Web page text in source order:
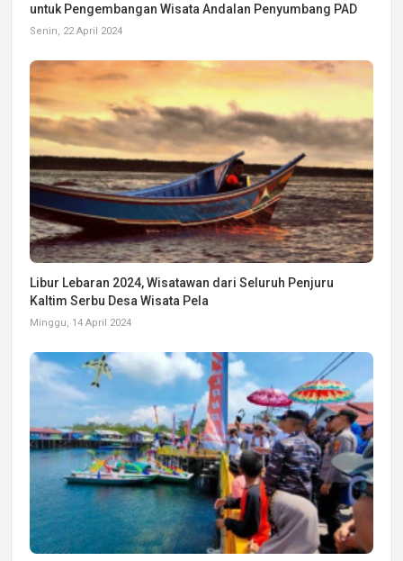
untuk Pengembangan Wisata Andalan Penyumbang PAD
Senin, 22 April 2024
Libur Lebaran 2024, Wisatawan dari Seluruh Penjuru
Kaltim Serbu Desa Wisata Pela
Minggu, 14 April 2024